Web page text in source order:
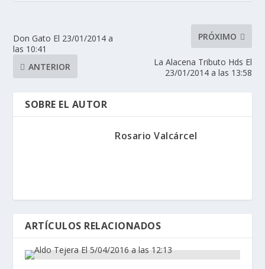
Don Gato El 23/01/2014 a
las 10:41
ANTERIOR
PRÓXIMO
La Alacena Tributo Hds El
23/01/2014 a las 13:58
SOBRE EL AUTOR
Rosario Valcárcel
ARTÍCULOS RELACIONADOS